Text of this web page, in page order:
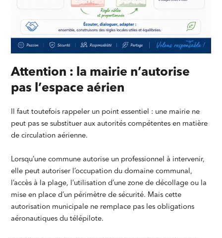
Attention : la mairie n’autorise
pas l’espace aérien
Il faut toutefois rappeler un point essentiel : une mairie ne
peut pas se substituer aux autorités compétentes en matière
de circulation aérienne.
Lorsqu’une commune autorise un professionnel à intervenir,
elle peut autoriser l’occupation du domaine communal,
l’accès à la plage, l’utilisation d’une zone de décollage ou la
mise en place d’un périmètre de sécurité. Mais cette
autorisation municipale ne remplace pas les obligations
aéronautiques du télépilote.